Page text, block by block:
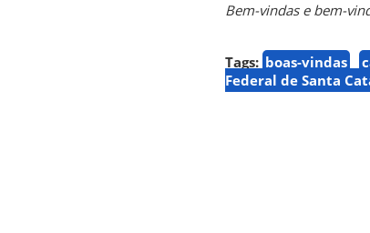
Bem-vindas e bem-
Tags: boas-vindas
Federal de Santa